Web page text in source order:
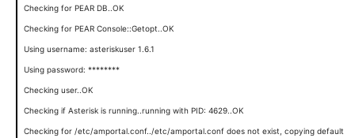
Checking for PEAR DB..OK
Checking for PEAR Console::Getopt..OK
Using username: asteriskuser 1.6.1
Using password: ********
Checking user..OK
Checking if Asterisk is running..running with PID: 4629..OK
Checking for /etc/amportal.conf../etc/amportal.conf does not exist, copying default